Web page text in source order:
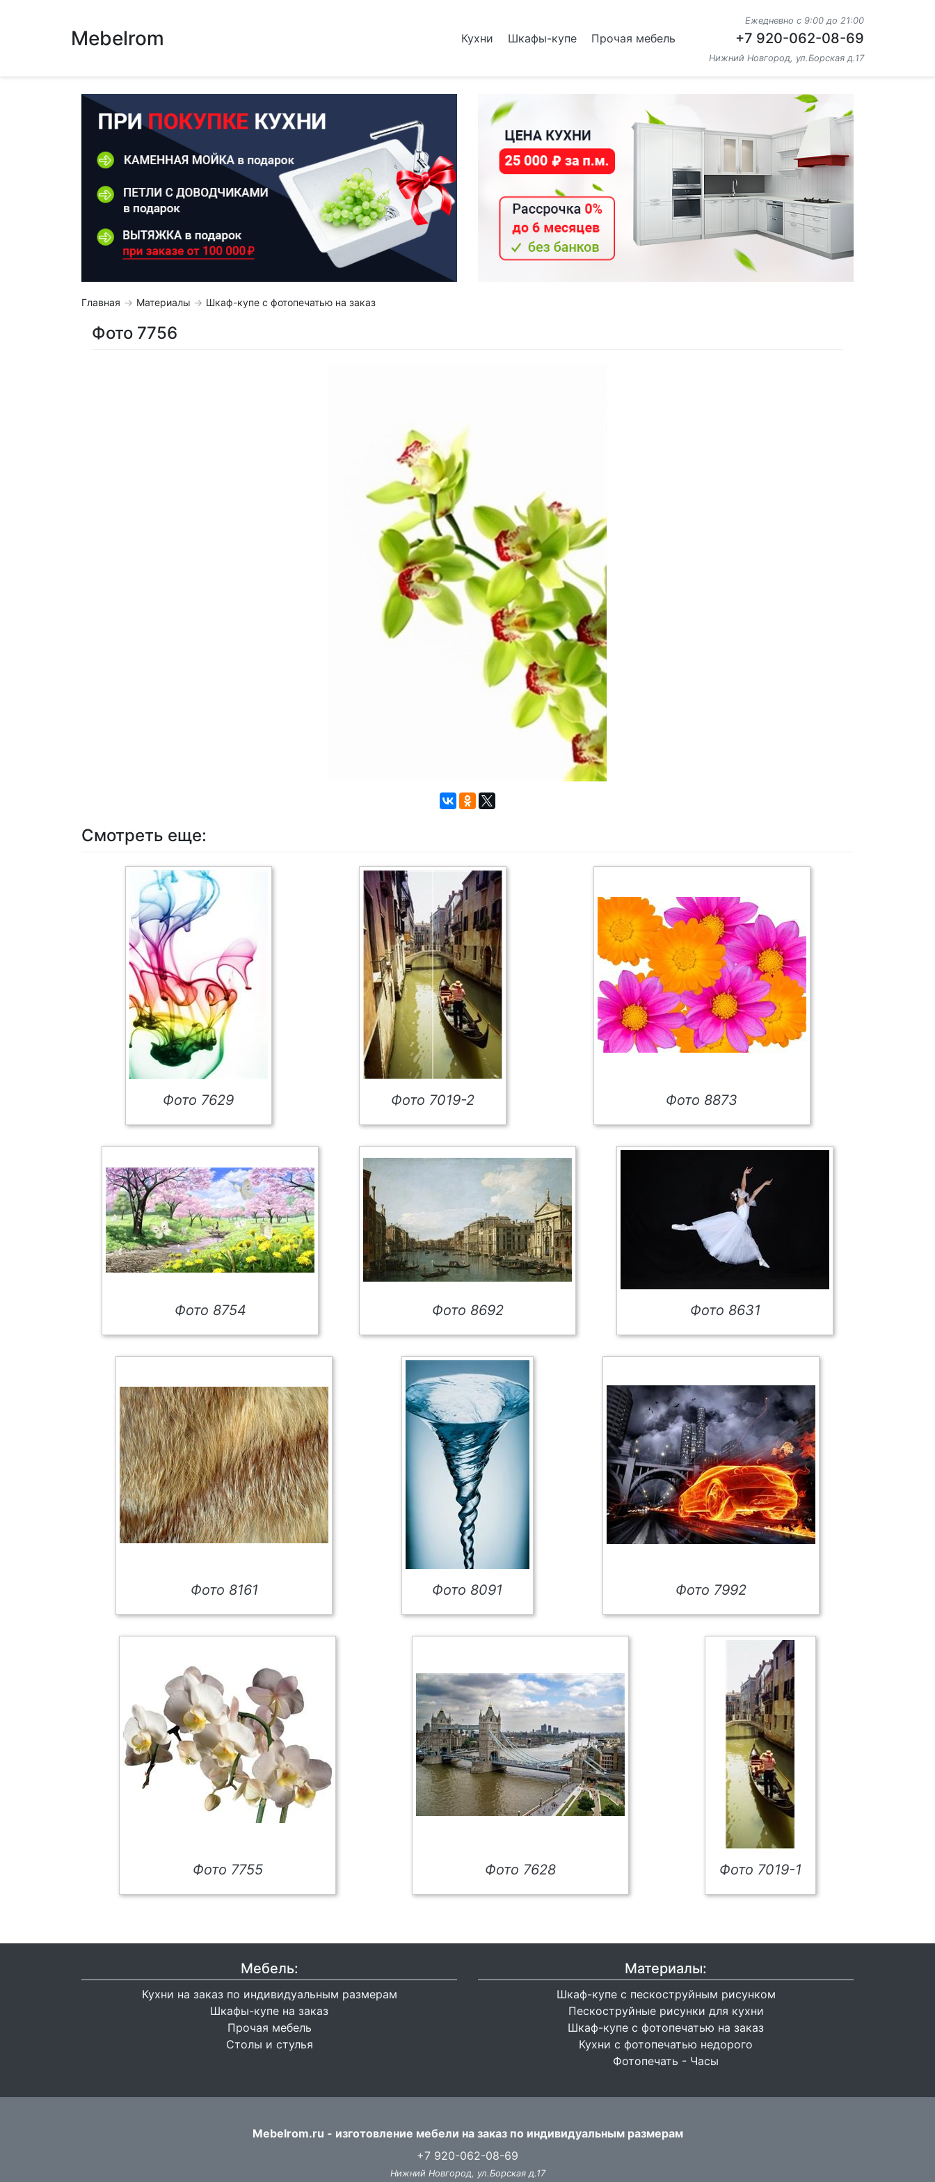
Mebelrom Кухни Шкафы-купе Прочая мебель
Ежедневно с 9:00 до 21:00
+7 920-062-08-69
Нижний Новгород, ул.Борская д.17
Главная Материалы Шкаф-купе с фотопечатью на заказ
Фото 7756
Смотреть еще:
Фото 7629 Фото 7019-2 Фото 8873
Фото 8754 Фото 8692 Фото 8631
Фото 8161 Фото 8091 Фото 7992
Фото 7755 Фото 7628 Фото 7019-1
Мебель:
Кухни на заказ по индивидуальным размерам
Шкафы-купе на заказ
Прочая мебель
Столы и стулья
Материалы:
Шкаф-купе с пескоструйным рисунком
Пескоструйные рисунки для кухни
Шкаф-купе с фотопечатью на заказ
Кухни с фотопечатью недорого
Фотопечать - Часы
Mebelrom.ru - изготовление мебели на заказ по индивидуальным размерам
+7 920-062-08-69
Нижний Новгород, ул.Борская д.17